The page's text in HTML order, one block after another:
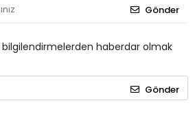
Gönder
haberdar olmak
Gönder